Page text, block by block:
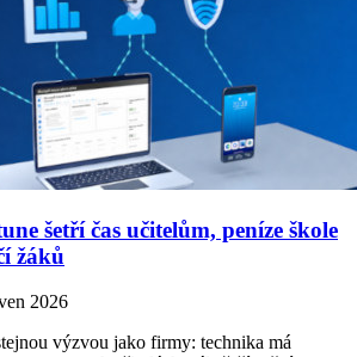
šetří čas učitelům, peníze škole
žáků
2026
výzvou jako firmy: technika má